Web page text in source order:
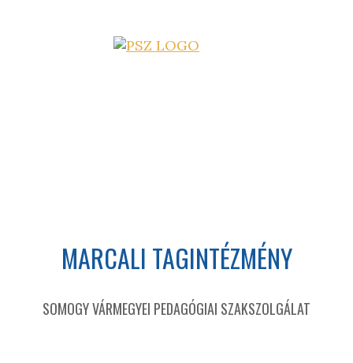
MARCALI TAGINTÉZMÉNY
SOMOGY VÁRMEGYEI PEDAGÓGIAI SZAKSZOLGÁLAT